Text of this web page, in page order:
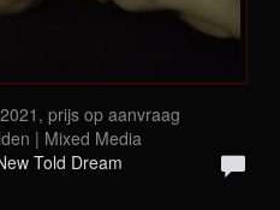
prijs op aanvraag
| Mixed Media
Told Dream